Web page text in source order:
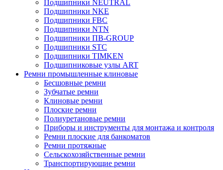
Подшипники NEUTRAL
Подшипники NKE
Подшипники FBC
Подшипники NTN
Подшипники ПВ-GROUP
Подшипники STC
Подшипники TIMKEN
Подшипниковые узлы ART
Ремни промышленные клиновые
Бесшовные ремни
Зубчатые ремни
Клиновые ремни
Плоские ремни
Полиуретановые ремни
Приборы и инструменты для монтажа и контроля
Ремни плоские для банкоматов
Ремни протяжные
Сельскохозяйственные ремни
Транспортирующие ремни